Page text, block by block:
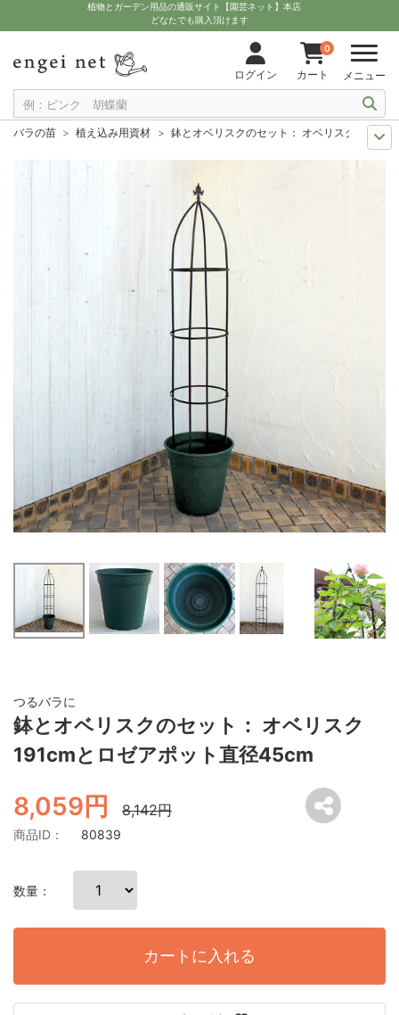
植物とガーデン用品の通販サイト【園芸ネット】本店
どなたでも購入頂けます
ログイン
0
カート メニュー
バラの苗 植え込み用資材
鉢とオベリスクのセット： オベリスク191cm
11月中下旬予約
グッズ・資材
鉢とオベリスクのセット： オベリスク
グッズ・資材
鉢とオベリスクのセット： オベリスク
鉢とオベリスクのセット： オベリスク
つるバラに
鉢とオベリスクのセット： オベリスク
191cmとロゼアポット直径45cm
8,059円 8,142円
商品ID： 80839
数量：
カートに入れる